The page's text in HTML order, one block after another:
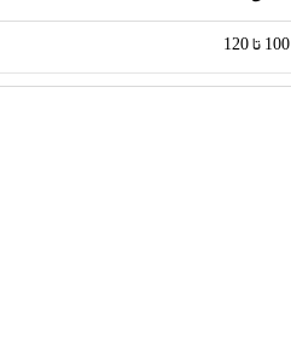
100 تا 120